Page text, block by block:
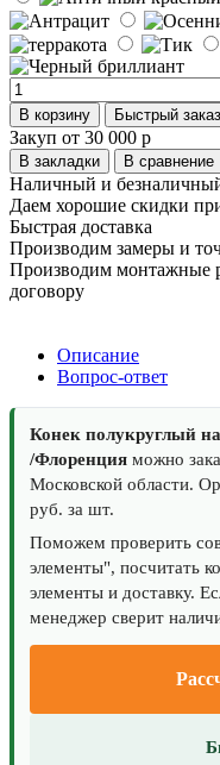
В корзину Быстрый заказ
Закуп от 30 000 р
В закладки В сравнение
Наличный и
Даем хорошие скидки
Быстрая доставка
Производим замеры и
Производим монтажные
договору
Описание
Вопрос-ответ
Конек полукруглый
/Флоренция можно
Московской области.
руб. за шт.
Поможем проверить
элементы", посчитать
элементы и доставку.
менеджер сверит